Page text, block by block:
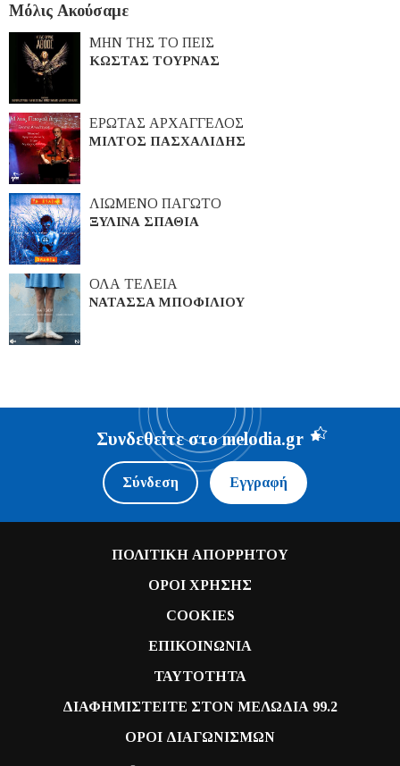
Μόλις Ακούσαμε
ΜΗΝ ΤΗΣ ΤΟ ΠΕΙΣ
ΚΩΣΤΑΣ ΤΟΥΡΝΑΣ
ΕΡΩΤΑΣ ΑΡΧΑΓΓΕΛΟΣ
ΜΙΛΤΟΣ ΠΑΣΧΑΛΙΔΗΣ
ΛΙΩΜΕΝΟ ΠΑΓΩΤΟ
ΞΥΛΙΝΑ ΣΠΑΘΙΑ
ΟΛΑ ΤΕΛΕΙΑ
ΝΑΤΑΣΣΑ ΜΠΟΦΙΛΙΟΥ
Συνδεθείτε στο melodia.gr
Σύνδεση Εγγραφή
ΠΟΛΙΤΙΚΗ ΑΠΟΡΡΗΤΟΥ
ΟΡΟΙ ΧΡΗΣΗΣ
COOKIES
ΕΠΙΚΟΙΝΩΝΙΑ
ΤΑΥΤΟΤΗΤΑ
ΔΙΑΦΗΜΙΣΤΕΙΤΕ ΣΤΟΝ ΜΕΛΩΔΙΑ 99.2
ΟΡΟΙ ΔΙΑΓΩΝΙΣΜΩΝ